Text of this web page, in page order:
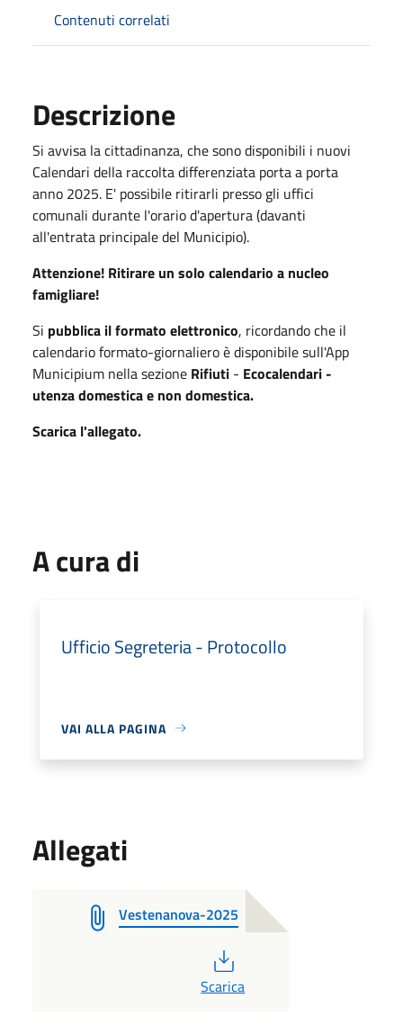
Contenuti correlati
Descrizione
Si avvisa la cittadinanza, che sono disponibili i nuovi
Calendari della raccolta differenziata porta a porta
anno 2025. E' possibile ritirarli presso gli uffici
comunali durante l'orario d'apertura (davanti
all'entrata principale del Municipio).
Attenzione! Ritirare un solo calendario a nucleo
famigliare!
Si pubblica il formato elettronico, ricordando che il
calendario formato-giornaliero è disponibile sull'App
Municipium nella sezione Rifiuti - Ecocalendari -
utenza domesticae non domestica.
Scarica l'allegato.
A cura di
Ufficio Segreteria - Protocollo
VAI ALLA PAGINA
Allegati
Vestenanova-2025
Scarica